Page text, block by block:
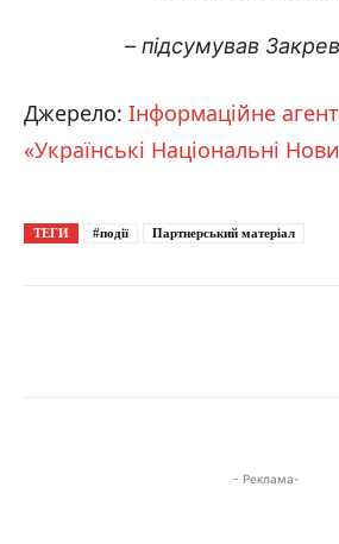
– підсумував
Джерело: Інформаційне
«Українські Національні
ТЕГИ #події Партнерський матеріал
- Реклама-